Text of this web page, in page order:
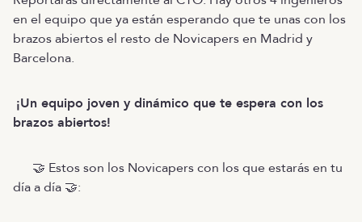
en el equipo que ya están esperando que te unas con los
brazos abiertos el resto de Novicapers en Madrid y
Barcelona.
¡Un equipo joven y dinámico que te espera con los
brazos abiertos!
🤝 Estos son los Novicapers con los que estarás en tu
día a día 🤝: